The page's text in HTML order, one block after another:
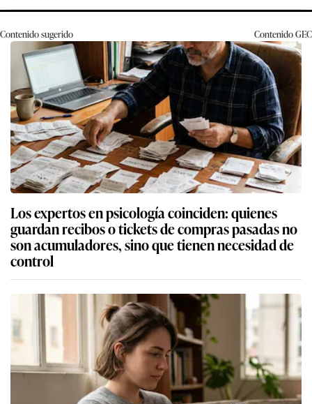
Contenido sugerido ContenidoGEC
Los expertos en psicología coinciden: quienes
guardan recibos o tickets de compras pasadas no
son acumuladores, sino que tienen necesidad de
control